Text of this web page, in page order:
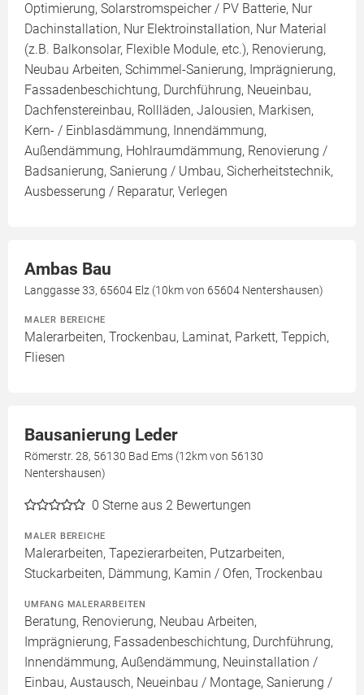
Optimierung, Solarstromspeicher / PV Batterie, Nur
Dachinstallation, Nur Elektroinstallation, Nur Material
(z.B. Balkonsolar, Flexible Module, etc.), Renovierung,
Neubau Arbeiten, Schimmel-Sanierung, Imprägnierung,
Fassadenbeschichtung, Durchführung, Neueinbau,
Dachfenstereinbau, Rollläden, Jalousien, Markisen,
Kern- / Einblasdämmung, Innendämmung,
Außendämmung, Hohlraumdämmung, Renovierung /
Badsanierung, Sanierung / Umbau, Sicherheitstechnik,
Ausbesserung / Reparatur, Verlegen
Ambas Bau
Langgasse 33, 65604 Elz (10km von 65604 Nentershausen)
MALER BEREICHE
Malerarbeiten, Trockenbau, Laminat, Parkett, Teppich,
Fliesen
Bausanierung Leder
Römerstr. 28, 56130 Bad Ems (12km von 56130
Nentershausen)
0 Sterne aus 2 Bewertungen
MALER BEREICHE
Malerarbeiten, Tapezierarbeiten, Putzarbeiten,
Stuckarbeiten, Dämmung, Kamin / Ofen, Trockenbau
UMFANG MALERARBEITEN
Beratung, Renovierung, Neubau Arbeiten,
Imprägnierung, Fassadenbeschichtung, Durchführung,
Innendämmung, Außendämmung, Neuinstallation /
Einbau, Austausch, Neueinbau / Montage, Sanierung /